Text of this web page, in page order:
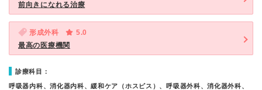
前向きになれる治療
形成外科
5.0
最高の医療機関
診療科目：
呼吸器内科、消化器内科、緩和ケア（ホスピス）、呼吸器外科、消化器外科、